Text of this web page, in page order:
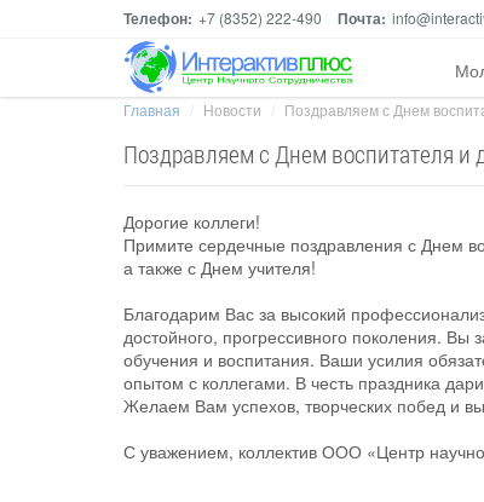
Телефон: +7 (8352) 222-490 Почта:
Главная Новости Поздравляем с Днем
Поздравляем с Днем воспитателя и
Дорогие коллеги!
Примите сердечные поздравления с Днем
а также с Днем учителя!
Благодарим Вас за высокий
достойного, прогрессивного поколения. Вы
обучения и воспитания. Ваши усилия
опытом с коллегами. В честь праздника
Желаем Вам успехов, творческих побед и
С уважением, коллектив ООО «Центр